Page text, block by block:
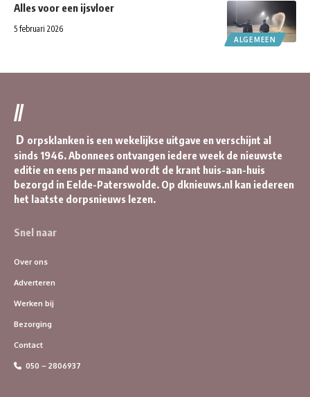
ALGEMEEN
Alles voor een ijsvloer
5 februari 2026
//
D orpsklanken is een wekelijkse uitgave en verschijnt al
sinds 1946. Abonnees ontvangen iedere week de nieuwste
editie en eens per maand wordt de krant huis-aan-huis
bezorgd in Eelde-Paterswolde. Op dknieuws.nl kan iedereen
het laatste dorpsnieuws lezen.
Snel naar
Over ons
Adverteren
Werken bij
Bezorging
Contact
050 – 2806937